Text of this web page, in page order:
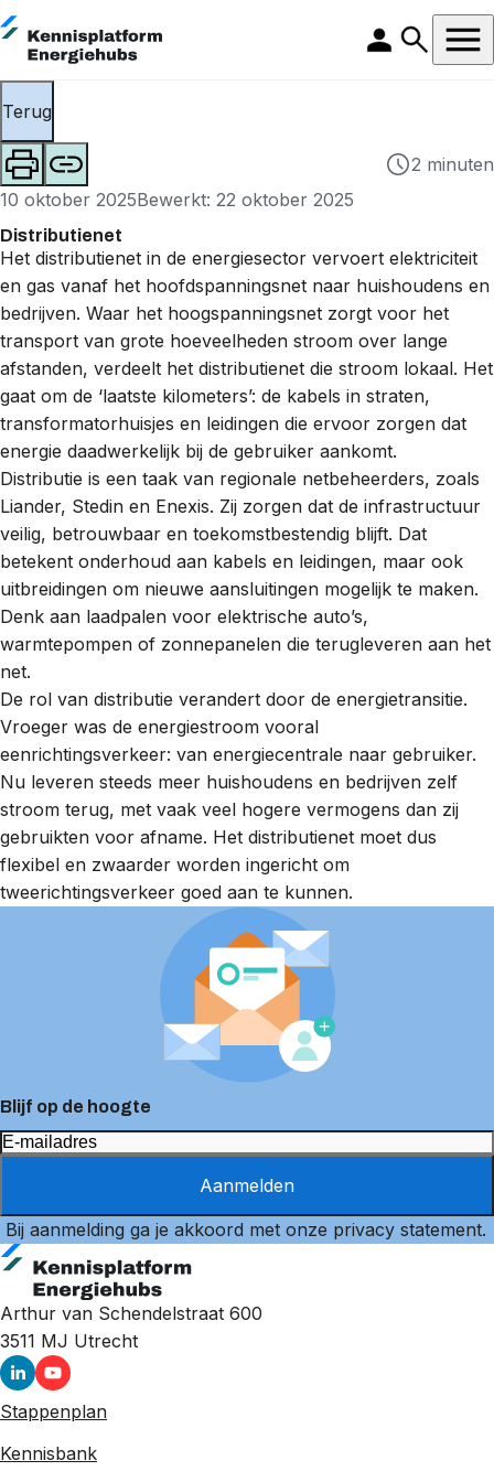
Terug
2 minuten
10 oktober 2025Bewerkt: 22 oktober 2025
Distributienet
Het distributienet in de energiesector vervoert elektriciteit
en gas vanaf het hoofdspanningsnet naar huishoudens en
bedrijven. Waar het hoogspanningsnet zorgt voor het
transport van grote hoeveelheden stroom over lange
afstanden, verdeelt het distributienet die stroom lokaal. Het
gaat om de ‘laatste kilometers’: de kabels in straten,
transformatorhuisjes en leidingen die ervoor zorgen dat
energie daadwerkelijk bij de gebruiker aankomt.
Distributie is een taak van regionale netbeheerders, zoals
Liander, Stedin en Enexis. Zij zorgen dat de infrastructuur
veilig, betrouwbaar en toekomstbestendig blijft. Dat
betekent onderhoud aan kabels en leidingen, maar ook
uitbreidingen om nieuwe aansluitingen mogelijk te maken.
Denk aan laadpalen voor elektrische auto’s,
warmtepompen of zonnepanelen die terugleveren aan het
net.
De rol van distributie verandert door de energietransitie.
Vroeger was de energiestroom vooral
eenrichtingsverkeer: van energiecentrale naar gebruiker.
Nu leveren steeds meer huishoudens en bedrijven zelf
stroom terug, met vaak veel hogere vermogens dan zij
gebruikten voor afname. Het distributienet moet dus
flexibel en zwaarder worden ingericht om
tweerichtingsverkeer goed aan te kunnen.
Blijf op de hoogte
Aanmelden
Bij aanmelding ga je akkoord met onze privacy statement.
Arthur van Schendelstraat 600
3511 MJ Utrecht
Stappenplan
Kennisbank